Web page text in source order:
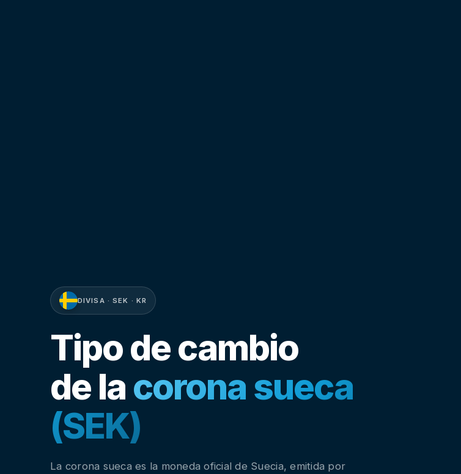
DIVISA · SEK · KR
Tipo de cambio
de la corona sueca
(SEK)
La corona sueca es la moneda oficial de Suecia, emitida por